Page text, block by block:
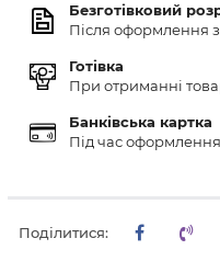
Безготівковий
Після оформлення
Готівка
При отриманні
Банківська картка
Під час
Поділитися: